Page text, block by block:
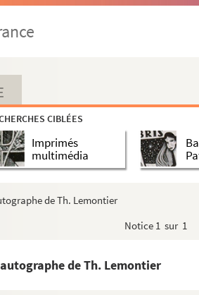
CIBLÉES
Imprimés
multimédia
de Th. Lemontier
Notice 1 sur 1
de Th. Lemontier
Joachim Guernier
de l'Italie représentant le triomphe de
Turpin, externe au lycée Henri IV
au lycée Henri IV
Traduction par J. Frédéric Turpin (1er
c...
externe au lycée Henri IV
entre Victor Patard et Armand Gasté dans le